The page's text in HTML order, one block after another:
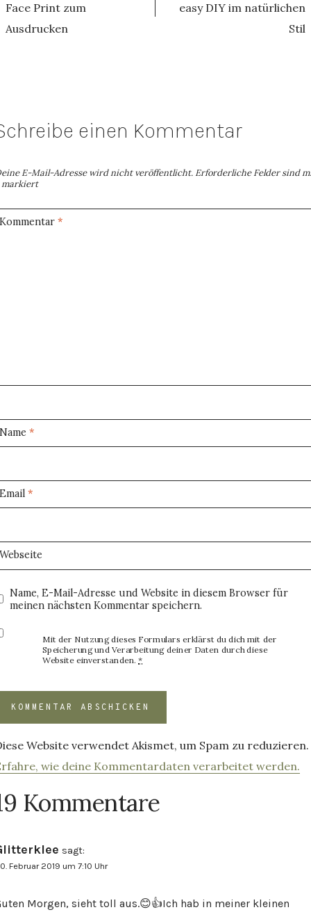
Face Print zum
Ausdrucken
easy DIY im natürlichen
Stil
einen Kommentar
E-Mail-Adresse wird nicht veröffentlicht. Erforderliche Felder sind
markiert
Kommentar*
Name*
Email*
Webseite
Name, E-Mail-Adresse und Website in diesem Browser für
meinen nächsten Kommentar speichern.
Mit der Nutzung dieses Formulars erklärst du dich mit der
Speicherung und Verarbeitung deiner Daten durch diese
Website einverstanden.*
Website verwendet Akismet, um Spam zu reduzieren.
wie deine Kommentardaten verarbeitet werden.
Kommentare
sagt:
Februar 2019 um 7:10 Uhr
Morgen, sieht toll aus.😊👍Ich hab in meiner kleinen